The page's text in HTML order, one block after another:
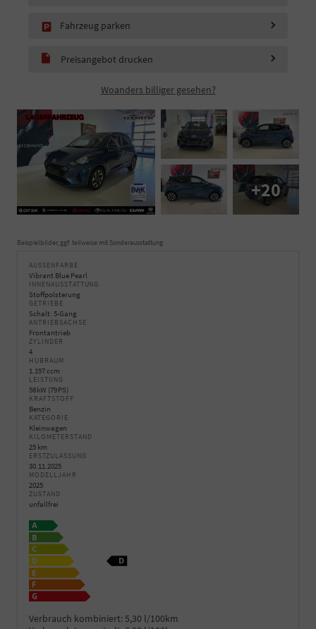
Fahrzeug parken
Preisangebot drucken
Woanders billiger gesehen?
+20
Beispielbilder, ggf. teilweise mit Sonderausstattung
AUSSENFARBE
Vibrant Blue Pearl
INNENAUSSTATTUNG
Stoffpolsterung
GETRIEBE
Schalt. 5-Gang
ANTRIEBSACHSE
Frontantrieb
ZYLINDER
4
HUBRAUM
1.197 ccm
LEISTUNG
58 kW (79 PS)
KRAFTSTOFF
Benzin
KATEGORIE
Kleinwagen
KILOMETERSTAND
25 km
ERSTZULASSUNG
30.11.2025
MODELLJAHR
2025
ZUSTAND
unfallfrei
Verbrauch kombiniert: 5,30 l/100km